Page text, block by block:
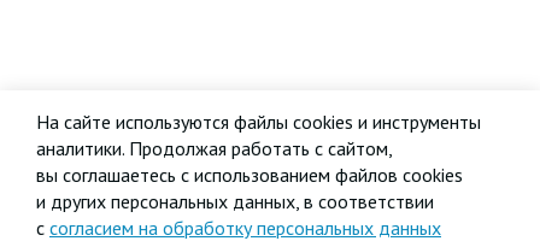
На сайте используются файлы cookies и инструменты
аналитики. Продолжая работать с сайтом,
вы соглашаетесь с использованием файлов cookies
и других персональных данных, в соответствии
с согласием на обработку персональных данных